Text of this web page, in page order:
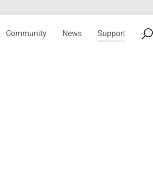
Community News Support